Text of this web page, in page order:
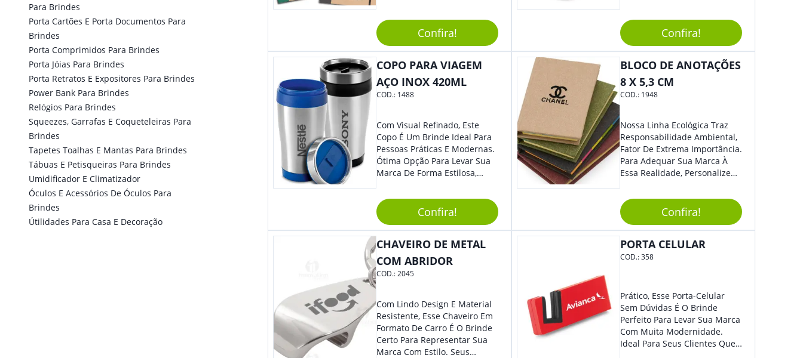
Para Brindes
Porta Cartões E Porta Documentos Para
Brindes
Porta Comprimidos Para Brindes
Porta Jóias Para Brindes
Porta Retratos E Expositores Para Brindes
Power Bank Para Brindes
Relógios Para Brindes
Squeezes, Garrafas E Coqueteleiras Para
Brindes
Tapetes Toalhas E Mantas Para Brindes
Tábuas E Petisqueiras Para Brindes
Umidificador E Climatizador
Óculos E Acessórios De Óculos Para
Brindes
Útilidades Para Casa E Decoração
Elástico Permite Maior
Segurança Ao Carregá-Lo.
Ofereça A Seus Clientes E
Colaboradores, Sem Dúvidas
Eles Irão Adorar.
Confira!
Sua Empresa Em Eventos,
Reuniões Corporativas Ou Até
Mesmo Para Presentear
Colaboradores E Parceiros De
Sua Empresa.
Confira!
COPO PARA VIAGEM
AÇO INOX 420ML
COD.: 1488
Com Visual Refinado, Este
Copo É Um Brinde Ideal Para
Pessoas Práticas E Modernas.
Ótima Opção Para Levar Sua
Marca De Forma Estilosa,
Empresa Em Eventos,
Reuniões Corporativas Ou Até
Mesmo Para Presentear
Colaboradores.
Confira!
BLOCO DE ANOTAÇÕES
8 X 5,3 CM
COD.: 1948
Nossa Linha Ecológica Traz
Responsabilidade Ambiental,
Fator De Extrema Importância.
Para Adequar Sua Marca À
Essa Realidade, Personalize
Anotações Com Post-It E
Caneta. Elaborado A Partir De
Material Reciclado, O Brinde
Também É Prático, Tornando-
Se Assim Excelente Para Uso
Cotidiano. Perfeito, Não É?!
Confira!
CHAVEIRO DE METAL
COM ABRIDOR
COD.:2045
Com Lindo Design E Material
Resistente, Esse Chaveiro Em
Formato De Carro É O Brinde
Certo Para Representar Sua
Marca Com Estilo. Seus
PORTA CELULAR
COD.:358
Prático, Esse Porta-Celular
Sem Dúvidas É O Brinde
Perfeito Para Levar Sua Marca
Com Muita Modernidade.
Ideal Para Seus Clientes Que